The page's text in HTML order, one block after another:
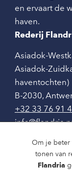
Om je beter
tonen van
Flandria
en ervaart de
haven.
Rederij
Asiadok-
Asiadok-
haventochten)
B-2030,
+32 33 76 91
Contact
Vaaragenda